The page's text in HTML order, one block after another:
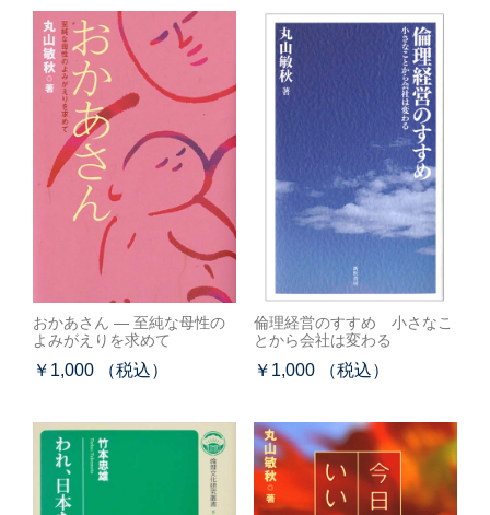
おかあさん ― 至純な母性の
よみがえりを求めて
￥1,000 （税込）
倫理経営のすすめ 小さなこ
とから会社は変わる
￥1,000 （税込）